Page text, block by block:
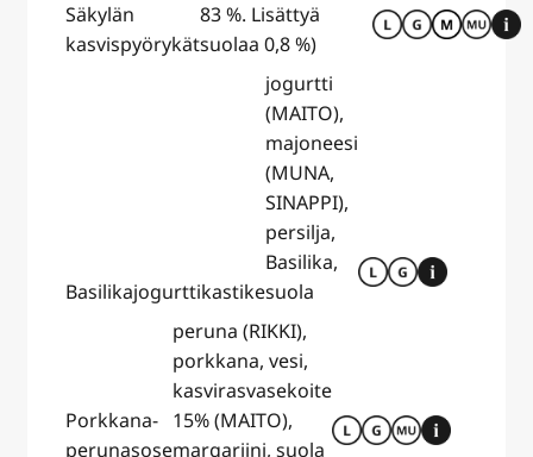
Säkylän
kasvispyörykät
83 %. Lisättyä
suolaa 0,8 %)
Basilikajogurttikastike
jogurtti
(MAITO),
majoneesi
(MUNA,
SINAPPI),
persilja,
Basilika,
suola
Porkkana-
perunasose
peruna (RIKKI),
porkkana, vesi,
kasvirasvasekoite
15% (MAITO),
margariini, suola